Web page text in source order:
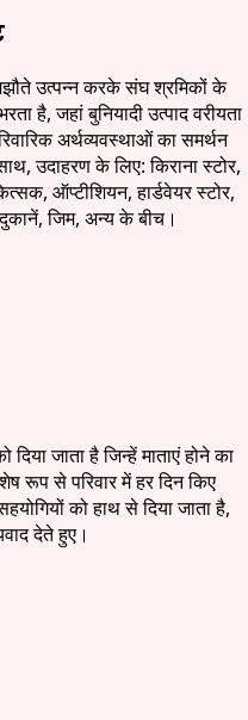
उत्पन्न करके संघ श्रमिकों के
है, जहां बुनियादी उत्पाद वरीयता
अर्थव्यवस्थाओं का समर्थन
उदाहरण के लिए: किराना स्टोर,
ऑप्टीशियन, हार्डवेयर स्टोर,
जिम, अन्य के बीच।
दिया जाता है जिन्हें माताएं होने का
रूप से परिवार में हर दिन किए
को हाथ से दिया जाता है,
देते हुए।